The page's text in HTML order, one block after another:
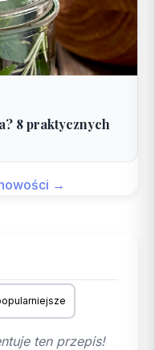
8 praktycznych
→
ten przepis!